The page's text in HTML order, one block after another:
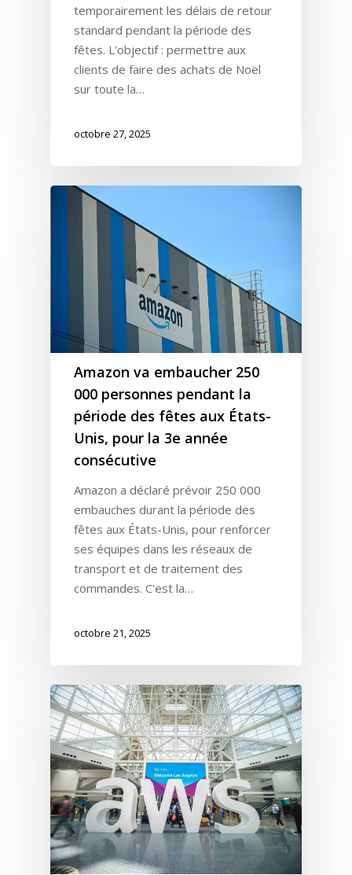
temporairement les délais de retour
standard pendant la période des
fêtes. L'objectif : permettre aux
clients de faire des achats de Noël
sur toute la…
octobre 27, 2025
Amazon va embaucher 250
000 personnes pendant la
période des fêtes aux États-
Unis, pour la 3e année
consécutive
Amazon a déclaré prévoir 250 000
embauches durant la période des
fêtes aux États-Unis, pour renforcer
ses équipes dans les réseaux de
transport et de traitement des
commandes. C'est la…
octobre 21, 2025